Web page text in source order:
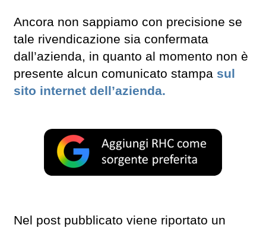
Ancora non sappiamo con precisione se
tale rivendicazione sia confermata
dall’azienda, in quanto al momento non è
presente alcun comunicato stampa sul
sito internet dell’azienda.
Nel post pubblicato viene riportato un